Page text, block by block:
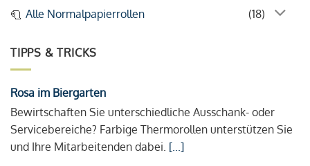
Alle Normalpapierrollen
(18)
TIPPS & TRICKS
Rosa im Biergarten
Bewirtschaften Sie unterschiedliche Ausschank- oder
Servicebereiche? Farbige Thermorollen unterstützen Sie
und Ihre Mitarbeitenden dabei. [...]